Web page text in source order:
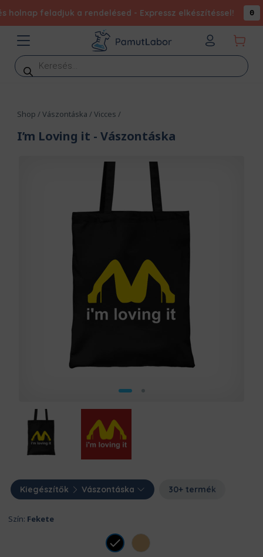
feladjuk a rendelésed - Expressz elkészítéssel!
Products
search
Shop /Vászontáska /Vicces /
I’m Loving it - Vászontáska
Kiegészítők Vászontáska 30+ termék
Szín: Fekete